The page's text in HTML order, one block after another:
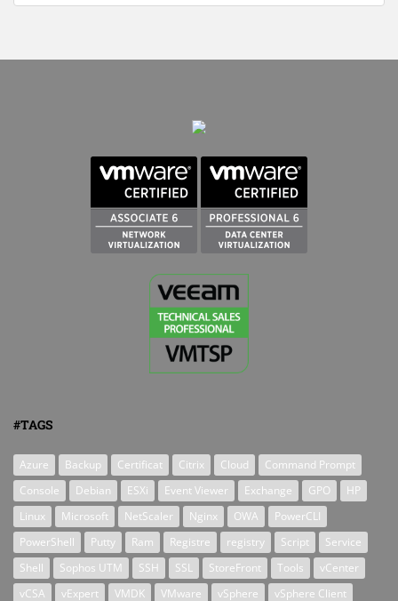
#TAGS
Azure Backup Certificat Citrix Cloud
Command Prompt
Console
Debian ESXi Event Viewer Exchange GPO
HP
Linux
Microsoft NetScaler Nginx OWA
PowerCLI
PowerShell
Putty Ram Registre registry Script
Service
Shell
Sophos UTM SSH SSL StoreFront Tools
vCenter
vCSA
vExpert VMDK VMware vSphere vSphere Client